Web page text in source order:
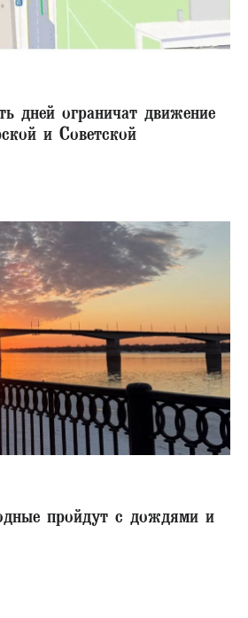
дней ограничат движение
и Советской
пройдут с дождями и